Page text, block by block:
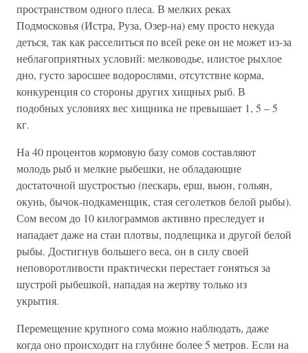
пространством одного плеса. В мелких реках
Подмосковья (Истра, Руза, Озер-на) ему просто некуда
деться, так как расселиться по всей реке он не может из-за
неблагоприятных условий: мелководье, илистое рыхлое
дно, густо заросшее водорослями, отсутствие корма,
конкуренция со стороны других хищных рыб. В
подобных условиях вес хищника не превышает 1, 5 – 5
кг.
На 40 процентов кормовую базу сомов составляют
молодь рыб и мелкие рыбешки, не обладающие
достаточной шустростью (пескарь, ерш, вьюн, гольян,
окунь, бычок-подкаменщик, стая сеголетков белой рыбы).
Сом весом до 10 килограммов активно преследует и
нападает даже на стаи плотвы, подлещика и другой белой
рыбы. Достигнув большего веса, он в силу своей
неповоротливости практически перестает гоняться за
шустрой рыбешкой, нападая на жертву только из
укрытия.
Перемещение крупного сома можно наблюдать, даже
когда оно происходит на глубине более 5 метров. Если на